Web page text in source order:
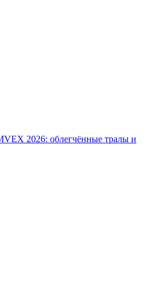
2026: облегчённые тралы и